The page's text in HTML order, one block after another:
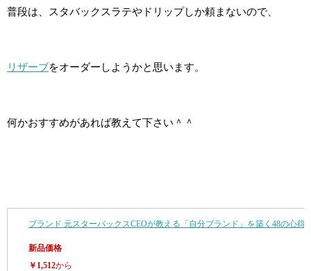
普段は、スタバックスラテやドリップしか頼まないので、
リザーブをオーダーしようかと思います。
何かおすすめがあれば教えて下さい＾＾
ブランド 元スターバックスCEOが教える「自分ブランド」を築く48の心得
新品価格
￥1,512から